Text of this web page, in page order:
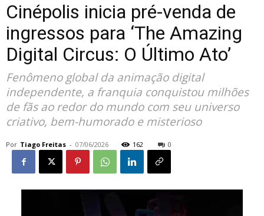
Cinépolis inicia pré-venda de
ingressos para ‘The Amazing
Digital Circus: O Último Ato’
Fenômeno global da animação digital
independente, a franquia conquistou milhões
de fãs ao redor do mundo com seu universo
criativo, bem-humorado e misterioso
Por Tiago Freitas - 07/06/2026 162 0